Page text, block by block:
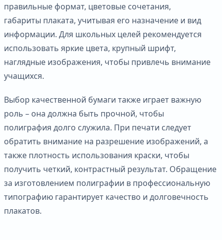
правильные формат, цветовые сочетания,
габариты плаката, учитывая его назначение и вид
информации. Для школьных целей рекомендуется
использовать яркие цвета, крупный шрифт,
наглядные изображения, чтобы привлечь внимание
учащихся.
Выбор качественной бумаги также играет важную
роль – она должна быть прочной, чтобы
полиграфия долго служила. При печати следует
обратить внимание на разрешение изображений, а
также плотность использования краски, чтобы
получить четкий, контрастный результат. Обращение
за изготовлением полиграфии в профессиональную
типографию гарантирует качество и долговечность
плакатов.